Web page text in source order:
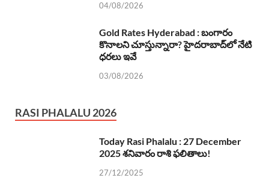
04/08/2026
Gold Rates Hyderabad : బంగారం
కొనాలని చూస్తున్నారా? హైదరాబాద్‌లో నేటి
ధరలు ఇవే
03/08/2026
RASI PHALALU 2026
Today Rasi Phalalu : 27 December
2025 శనివారం రాశి ఫలితాలు!
27/12/2025